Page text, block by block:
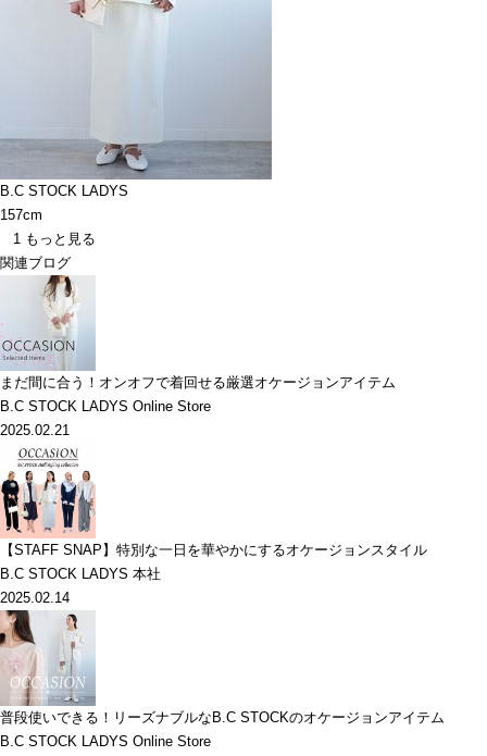
B.C STOCK LADYS
157cm
1 もっと見る
関連ブログ
まだ間に合う！オンオフで着回せる厳選オケージョンアイテム
B.C STOCK LADYS Online Store
2025.02.21
【STAFF SNAP】特別な一日を華やかにするオケージョンスタイル
B.C STOCK LADYS 本社
2025.02.14
普段使いできる！リーズナブルなB.C STOCKのオケージョンアイテム
B.C STOCK LADYS Online Store